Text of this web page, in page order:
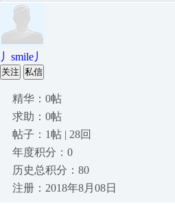
丿smile丿
关注 私信
精华：0帖
求助：0帖
帖子：1帖 | 28回
年度积分：0
历史总积分：80
注册：2018年8月08日